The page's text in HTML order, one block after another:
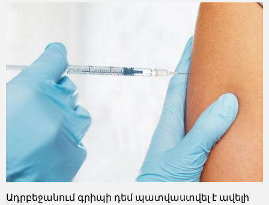
Ադրբեջանում գրիպի դեմ պատվաստվել է ավելի